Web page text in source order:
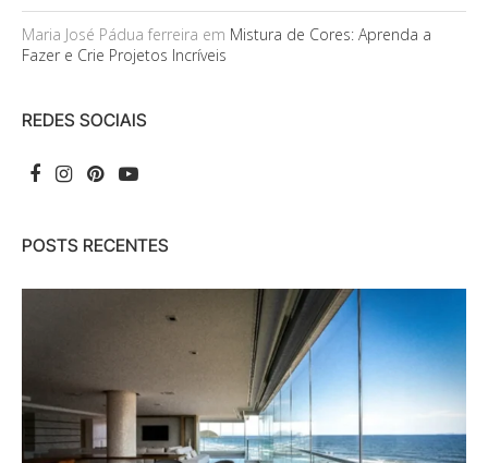
Maria José Pádua ferreira em Mistura de Cores: Aprenda a
Fazer e Crie Projetos Incríveis
REDES SOCIAIS
POSTS RECENTES